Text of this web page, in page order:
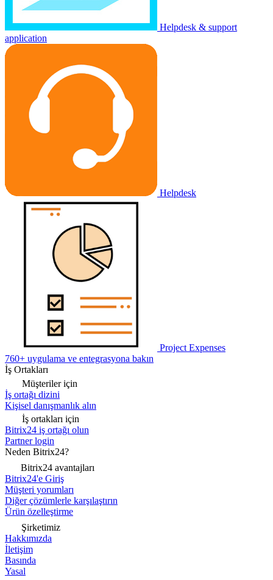
Helpdesk & support
application
Helpdesk
Project Expenses
760+ uygulama ve entegrasyona bakın
İş Ortakları
Müşteriler için
İş ortağı dizini
Kişisel danışmanlık alın
İş ortakları için
Bitrix24 iş ortağı olun
Partner login
Neden Bitrix24?
Bitrix24 avantajları
Bitrix24'e Giriş
Müşteri yorumları
Diğer çözümlerle karşılaştırın
Ürün özelleştirme
Şirketimiz
Hakkımızda
İletişim
Basında
Yasal